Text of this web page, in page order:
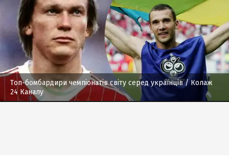
Топ-бомбардири чемпіонатів світу серед українців/ Колаж
24 Каналу